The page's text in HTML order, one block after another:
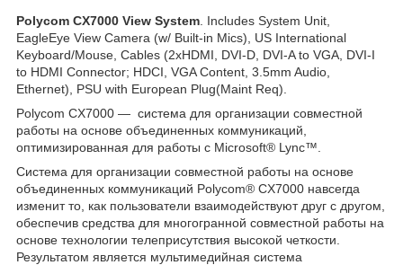
Polycom CX7000 View System . Includes System Unit,
EagleEye View Camera (w/ Built-in Mics), US International
Keyboard/Mouse, Cables (2xHDMI, DVI-D, DVI-A to VGA, DVI-I
to HDMI Connector; HDCI, VGA Content, 3.5mm Audio,
Ethernet), PSU with European Plug(Maint Req).
Polycom CX7000 ― cистема для организации совместной
работы на основе объединенных коммуникаций,
оптимизированная для работы с Microsoft® Lync™.
Система для организации совместной работы на основе
объединенных коммуникаций Polycom® CX7000 навсегда
изменит то, как пользователи взаимодействуют друг с другом,
обеспечив средства для многогранной совместной работы на
основе технологии телеприсутствия высокой четкости.
Результатом является мультимедийная система